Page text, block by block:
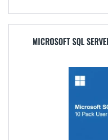
MICROSOFT SQL